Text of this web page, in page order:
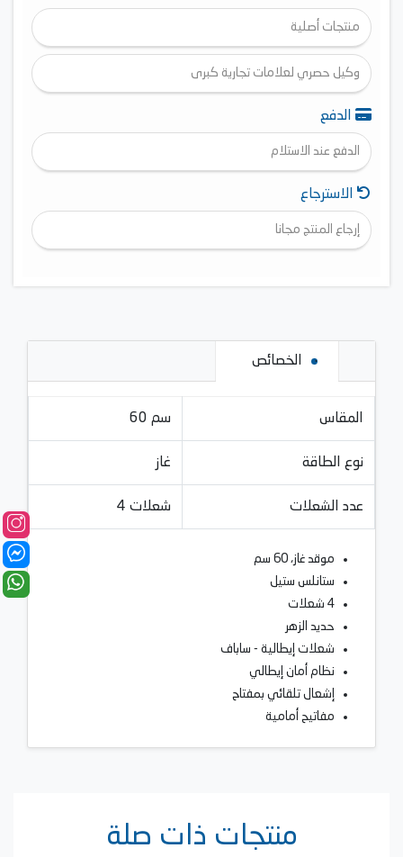
منتجات أصلية
وكيل حصري لعلامات تجارية كبرى
الدفع
الدفع عند الاستلام
الاسترجاع
إرجاع المنتج مجانا
الخصائص
المقاس 60 سم
نوع الطاقة غاز
عدد الشعلات 4 شعلات
موقد غاز، 60 سم
ستانلس ستيل
4 شعلات
حديد الزهر
شعلات إيطالية - ساباف
نظام أمان إيطالي
إشعال تلقائي بمفتاح
مفاتيح أمامية
منتجات ذات صلة